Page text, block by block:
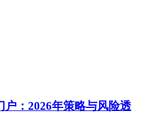
户：2026年策略与风险透